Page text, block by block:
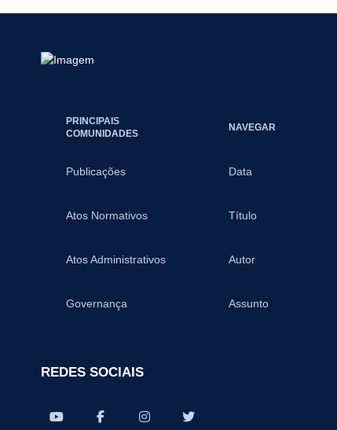
PRINCIPAIS
COMUNIDADES
Publicações
Atos Normativos
Atos Administrativos
Governança
NAVEGAR
Data
Título
Autor
Assunto
REDES SOCIAIS